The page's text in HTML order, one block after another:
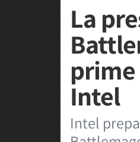
La
Intel
Intel